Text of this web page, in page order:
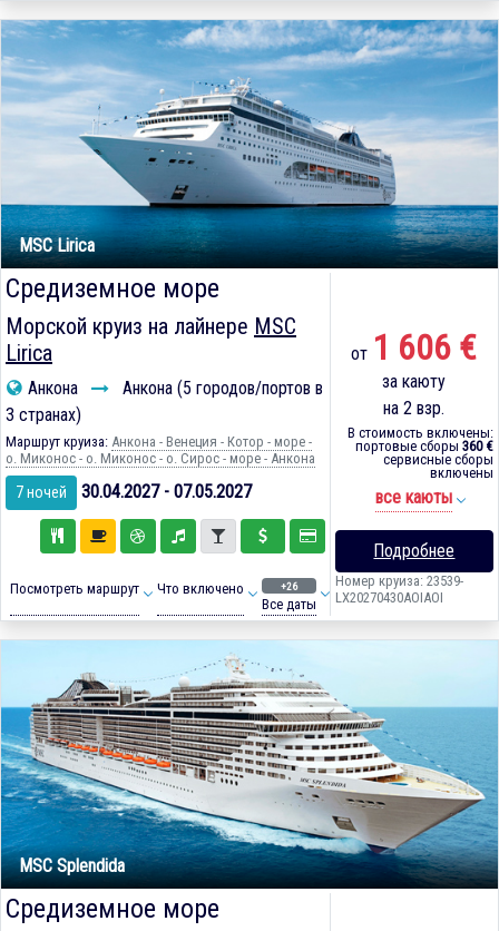
MSC Lirica
Средиземное море
Морской круиз на лайнере MSC
Lirica
Анкона
Анкона (5 городов/портов в
3 странах)
Маршрут круиза: Анкона - Венеция - Котор - море -
о. Миконос - о. Миконос - о. Сирос - море - Анкона
7 ночей 30.04.2027 - 07.05.2027
Посмотреть маршрут Что включено +26
Все даты
от 1 606 €
за каюту
на 2 взр.
В стоимость включены:
портовые сборы 360 €
сервисные сборы
включены
все каюты
Подробнее
Номер круиза: 23539-
LX20270430AOIAOI
MSC Splendida
Средиземное море